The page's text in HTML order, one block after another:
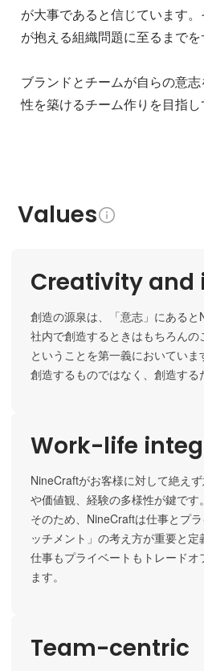
が大事であると信じています
が抱える組織問題に至るまでを
ブランドとチームが自らの意
性を築けるチーム作りを目指し
Values
Creativity and
創造の源泉は、「意志」にあると
社内で創造するときはもちろんの
ということを第一義においていま
創造するものではなく、創造する
Work-life
NineCraftがお客様に対して絶え
や価値観、経験の多様性が鍵です。
そのため、NineCraftは仕事とプ
ッチメント」の考え方が重要と定
仕事もプライベートもトレード
ます。
Team-centric